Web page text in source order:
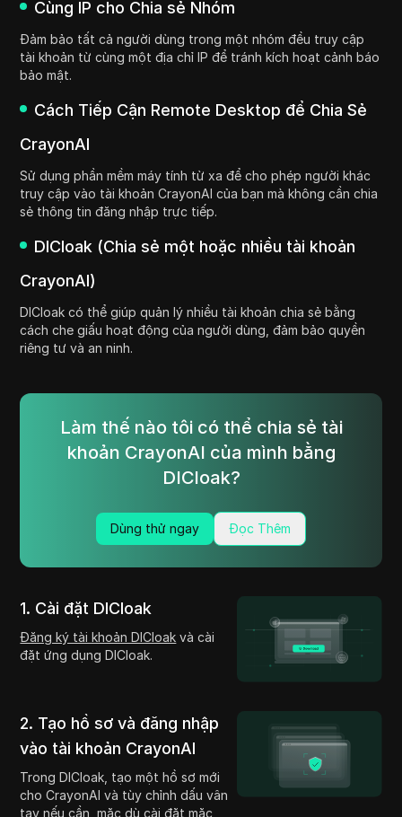
Cùng IP cho Chia sẻ Nhóm
Đảm bảo tất cả người dùng trong một nhóm đều truy cập
tài khoản từ cùng một địa chỉ IP để tránh kích hoạt cảnh báo
bảo mật.
Cách Tiếp Cận Remote Desktop để Chia Sẻ
CrayonAI
Sử dụng phần mềm máy tính từ xa để cho phép người khác
truy cập vào tài khoản CrayonAI của bạn mà không cần chia
sẻ thông tin đăng nhập trực tiếp.
DICloak (Chia sẻ một hoặc nhiều tài khoản
CrayonAI)
DICloak có thể giúp quản lý nhiều tài khoản chia sẻ bằng
cách che giấu hoạt động của người dùng, đảm bảo quyền
riêng tư và an ninh.
Làm thế nào tôi có thể chia sẻ tài
khoản CrayonAI của mình bằng
DICloak?
Dùng thử ngay Đọc Thêm
1. Cài đặt DICloak
Đăng ký tài khoản DICloak và cài
đặt ứng dụng DICloak.
2. Tạo hồ sơ và đăng nhập
vào tài khoản CrayonAI
Trong DICloak, tạo một hồ sơ mới
cho CrayonAI và tùy chỉnh dấu vân
tay nếu cần, mặc dù cài đặt mặc